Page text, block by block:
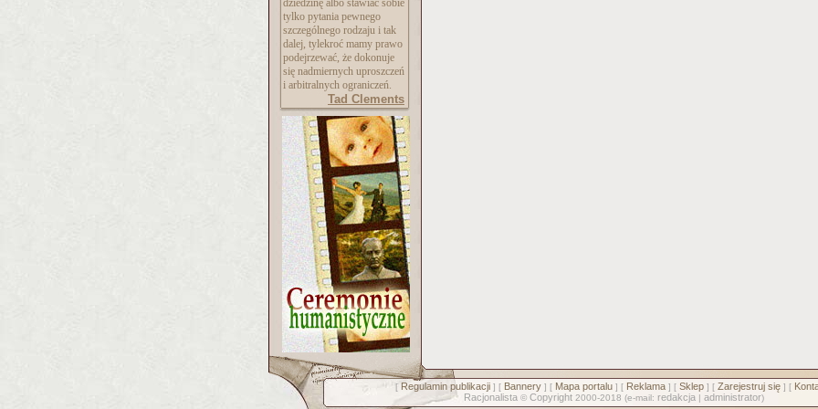
dziedzinę albo stawiać sobie
tylko pytania pewnego
szczególnego rodzaju i tak
dalej, tylekroć mamy prawo
podejrzewać, że dokonuje
się nadmiernych uproszczeń
i arbitralnych ograniczeń.
Tad Clements
[ Regulamin publikacji] [ Bannery] [ Mapa portalu] [ Reklama] [ Sklep] [ Zarejestruj się] [
Racjonalista © Copyright 2000-2018 (e-mail: redakcja | administrator)